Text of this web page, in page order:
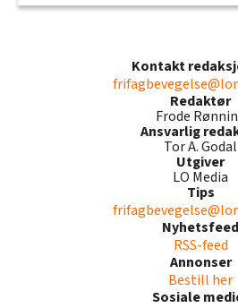
Kontakt
Redaktør
Frode
Ansvarlig
Tor A. Godal
Utgiver
LO Media
Tips
Nyhetsfeed
RSS-feed
Annonser
Bestill her
Sosiale